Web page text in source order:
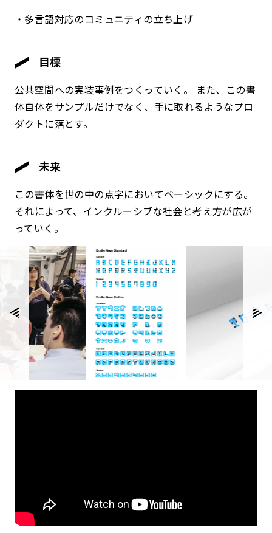
・多言語対応のコミュニティの立ち上げ
目標
公共空間への実装事例をつくっていく。 また、この書
体自体をサンプルだけでなく、手に取れるようなプロ
ダクトに落とす。
未来
この書体を世の中の点字においてベーシックにする。
それによって、インクルーシブな社会と考え方が広が
っていく。